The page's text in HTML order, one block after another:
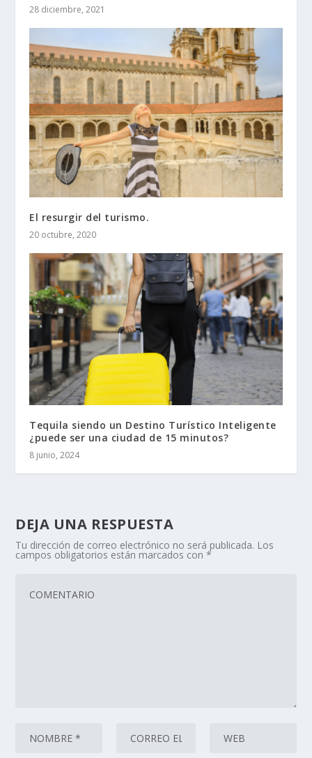
28 diciembre, 2021
El resurgir del turismo.
20 octubre, 2020
Tequila siendo un Destino Turístico Inteligente
¿puede ser una ciudad de 15 minutos?
8 junio, 2024
DEJA UNA RESPUESTA
Tu dirección de correo electrónico no será publicada. Los
campos obligatorios están marcados con*